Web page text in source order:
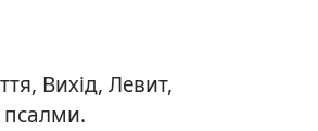
Вихід, Левит,
псалми.